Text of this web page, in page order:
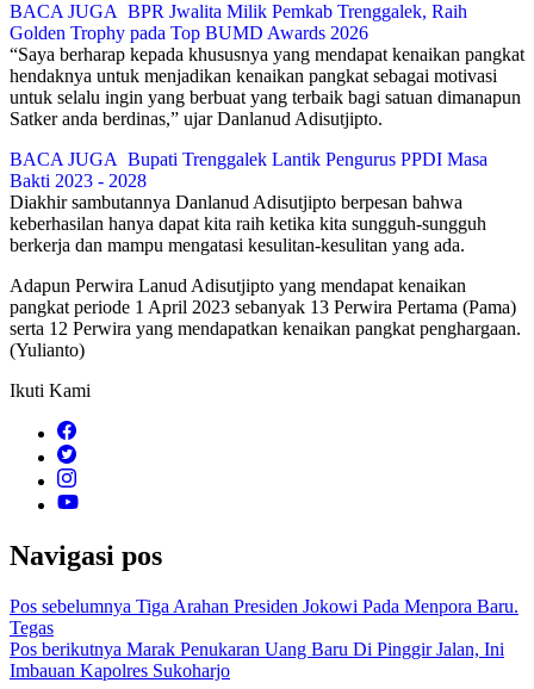
BACA JUGA BPR Jwalita Milik Pemkab Trenggalek, Raih
Golden Trophy pada Top BUMD Awards 2026
“Saya berharap kepada khususnya yang mendapat kenaikan pangkat
hendaknya untuk menjadikan kenaikan pangkat sebagai motivasi
untuk selalu ingin yang berbuat yang terbaik bagi satuan dimanapun
Satker anda berdinas,” ujar Danlanud Adisutjipto.
BACA JUGA Bupati Trenggalek Lantik Pengurus PPDI Masa
Bakti 2023 - 2028
Diakhir sambutannya Danlanud Adisutjipto berpesan bahwa
keberhasilan hanya dapat kita raih ketika kita sungguh-sungguh
berkerja dan mampu mengatasi kesulitan-kesulitan yang ada.
Adapun Perwira Lanud Adisutjipto yang mendapat kenaikan
pangkat periode 1 April 2023 sebanyak 13 Perwira Pertama (Pama)
serta 12 Perwira yang mendapatkan kenaikan pangkat penghargaan.
(Yulianto)
Ikuti Kami
Navigasi pos
Pos sebelumnya Tiga Arahan Presiden Jokowi Pada Menpora Baru.
Tegas
Pos berikutnya Marak Penukaran Uang Baru Di Pinggir Jalan, Ini
Imbauan Kapolres Sukoharjo